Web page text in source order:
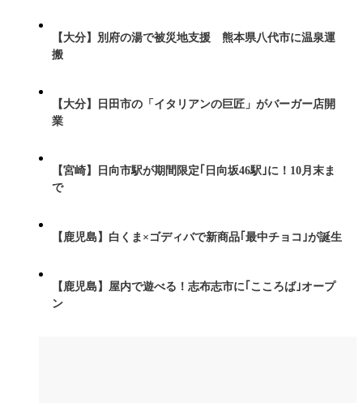
【大分】別府の湯で被災地支援 熊本県八代市に温泉運
搬
【大分】日田市の「イタリアンの巨匠」がバーガー店開
業
【宮崎】日向市駅が期間限定｢日向坂46駅｣に！10月末ま
で
【鹿児島】白くま×ゴディバで新商品｢最中チョコ｣が誕生
【鹿児島】屋内で遊べる！志布志市に｢こころば｣オープ
ン